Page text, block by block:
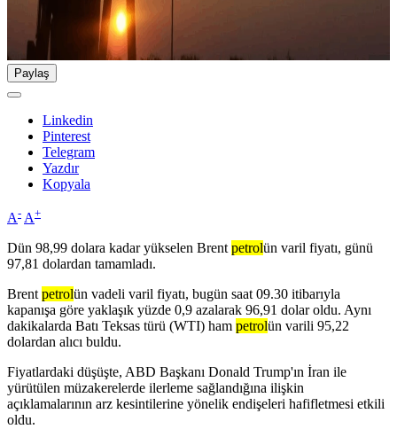
Paylaş
Linkedin
Pinterest
Telegram
Yazdır
Kopyala
A- A+
Dün 98,99 dolara kadar yükselen Brentpetrolün varil fiyatı, günü
97,81 dolardan tamamladı.
Brentpetrolün vadeli varil fiyatı, bugün saat 09.30 itibarıyla
kapanışa göre yaklaşık yüzde 0,9 azalarak 96,91 dolar oldu. Aynı
dakikalarda Batı Teksas türü (WTI) ham petrolün varili 95,22
dolardan alıcı buldu.
Fiyatlardaki düşüşte, ABD Başkanı Donald Trump'ın İran ile
yürütülen müzakerelerde ilerleme sağlandığına ilişkin
açıklamalarının arz kesintilerine yönelik endişeleri hafifletmesi etkili
oldu.